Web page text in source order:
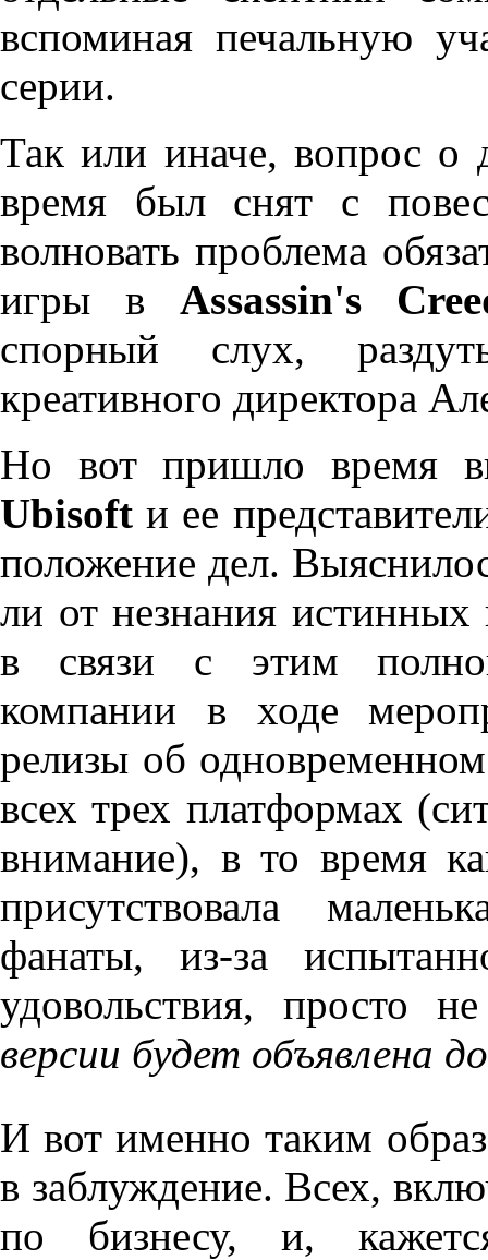
вспоминая печальную
серии.
Так или иначе, вопрос о
время был снят с
волновать проблема
игры в Assassin's
спорный слух,
креативного директора
Но вот пришло время
Ubisoft и ее
положение дел.
ли от незнания истинных
в связи с этим
компании в ходе
релизы об
всех трех платформах
внимание), в то время
присутствовала
фанаты, из-за
удовольствия, просто
версии будет объявлена
И вот именно таким
в заблуждение. Всех,
по бизнесу, и,